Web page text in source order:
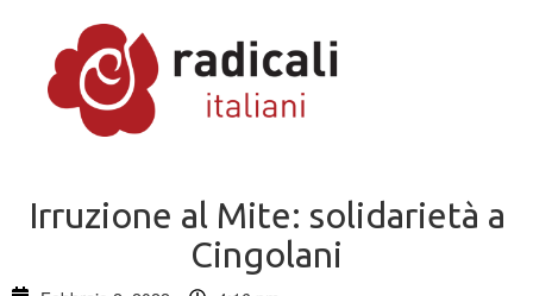
Irruzione al Mite: solidarietà a
Cingolani